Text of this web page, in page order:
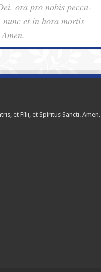
ora pro nobis pec­ca­
nunc et in hora mortis
et Fílii, et Spíritus Sancti. Amen.